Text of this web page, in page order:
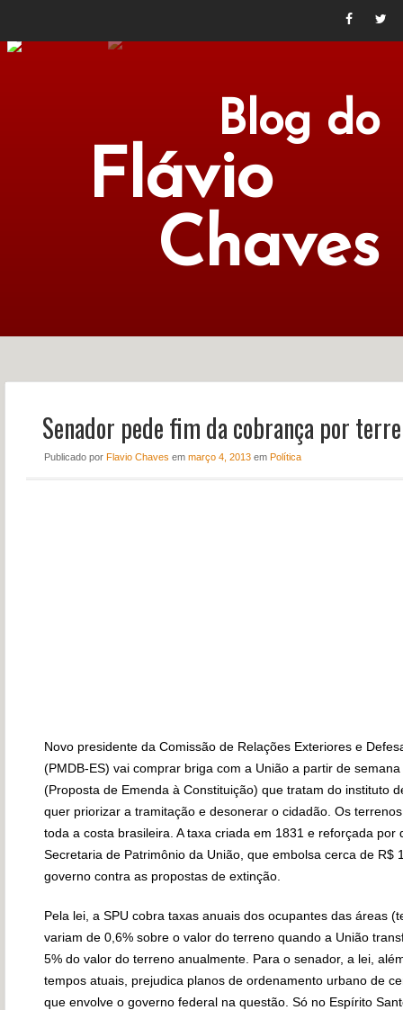
Blog do
Flávio
Chaves
NOTÍCIAS PERFIL
CONTATO
Senador pede fim da cobrança por
Publicado por Flavio Chaves em março 4, 2013em Política
Novo presidente da Comissão de Relações Exteriores e
(PMDB-ES) vai comprar briga com a União a partir de
(Proposta de Emenda à Constituição) que tratam do instituto
quer priorizar a tramitação e desonerar o cidadão. Os
toda a costa brasileira. A taxa criada em 1831 e reforçada
Secretaria de Patrimônio da União, que embolsa cerca de R$
governo contra as propostas de extinção.
Pela lei, a SPU cobra taxas anuais dos ocupantes das áreas
variam de 0,6% sobre o valor do terreno quando a União
5% do valor do terreno anualmente. Para o senador, a lei,
tempos atuais, prejudica planos de ordenamento urbano de
que envolve o governo federal na questão. Só no Espírito